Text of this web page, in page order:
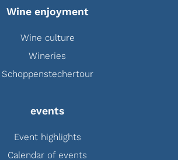
Wine enjoyment
Wine culture
Wineries
Schoppenstechertour
events
Event highlights
Calendar of events